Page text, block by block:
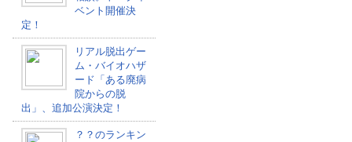
ベント開催決
定！
リアル脱出ゲー
ム・バイオハザ
ード「ある廃病
院からの脱
出」、追加公演決定！
？？のランキン